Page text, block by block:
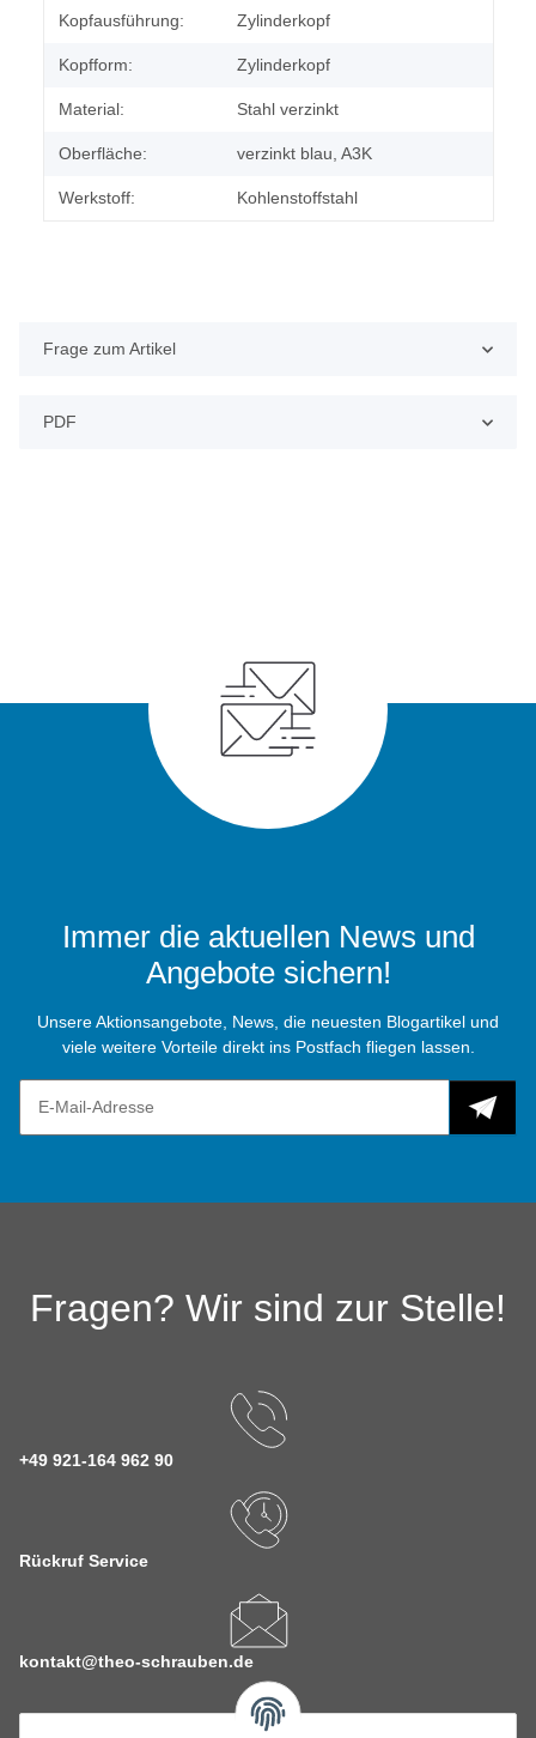
Kopfausführung: Zylinderkopf
Kopfform: Zylinderkopf
Material: Stahl verzinkt
Oberfläche: verzinkt blau, A3K
Werkstoff: Kohlenstoffstahl
Frage zum Artikel
PDF
Immer die aktuellen News und
Angebote sichern!
Unsere Aktionsangebote, News, die neuesten Blogartikel und
viele weitere Vorteile direkt ins Postfach fliegen lassen.
Fragen? Wir sind zur Stelle!
+49 921-164 962 90
Rückruf Service
kontakt@theo-schrauben.de